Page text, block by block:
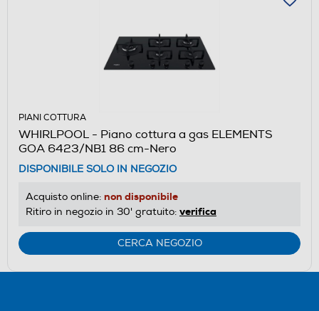
PIANI COTTURA
WHIRLPOOL - Piano cottura a gas ELEMENTS
GOA 6423/NB1 86 cm-Nero
DISPONIBILE SOLO IN NEGOZIO
Acquisto online: non disponibile
Ritiro in negozio in 30' gratuito: verifica
CERCA NEGOZIO